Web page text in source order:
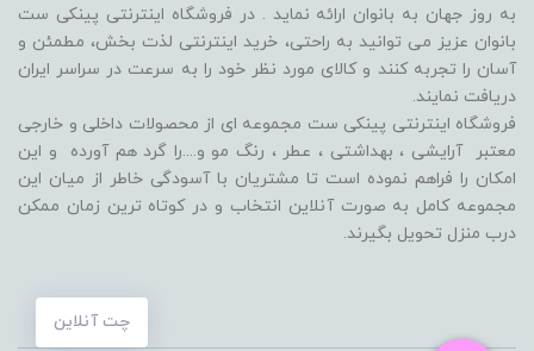
چت آنلاین
به روز جهان به بانوان ارائه نماید . در فروشگاه اینترنتی پینکی ست
بانوان عزیز می توانيد به راحتی، خرید اینترنتی لذت بخش، مطمئن و
آسان را تجربه کنند و کالای مورد نظر خود را به سرعت در سراسر ایران
دریافت نمایند.
فروشگاه اینترنتی پینکی ست مجموعه ای از محصولات داخلی و خارجی
معتبر آرایشی ، بهداشتی ، عطر ، رنگ مو و....را گرد هم آورده و اين
امکان را فراهم نموده است تا مشتريان با آسودگی خاطر از ميان اين
مجموعه کامل به صورت آنلاين انتخاب و در کوتاه ترين زمان ممکن
درب منزل تحویل بگیرند.